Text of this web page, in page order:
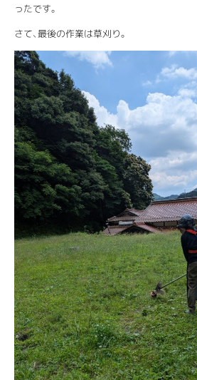
ったです。
さて、最後の作業は草刈り。